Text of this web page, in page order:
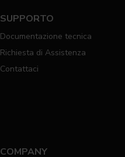
SUPPORTO
Documentazione tecnica
Richiesta di Assistenza
Contattaci
COMPANY